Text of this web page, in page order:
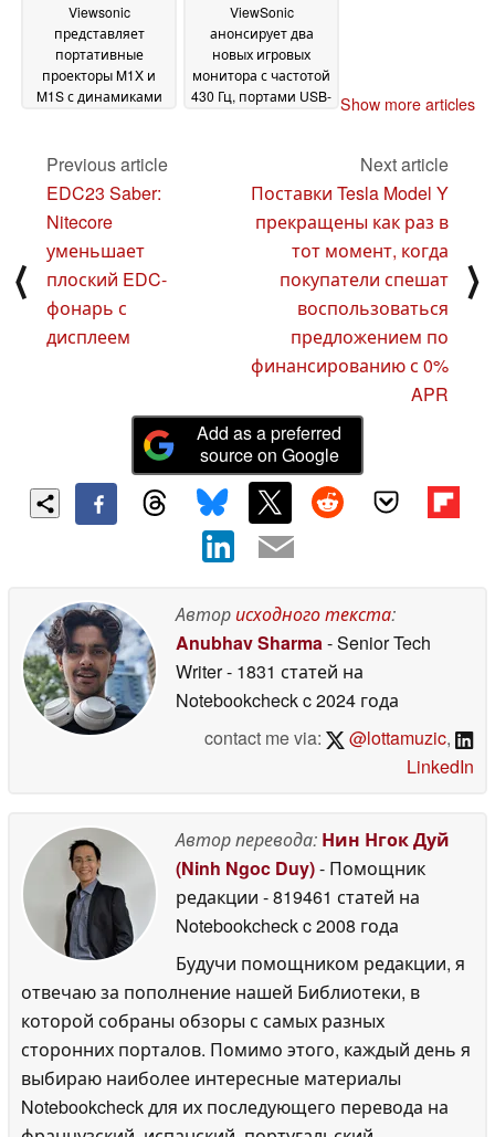
Viewsonic
представляет
портативные
проекторы M1X и
M1S с динамиками
подключения к
2024
ViewSonic
анонсирует два
новых игровых
монитора с частотой
430 Гц, портами USB- Show more articles
⟨
Previous article
EDC23 Saber:
Nitecore
уменьшает
плоский EDC-
фонарь с
дисплеем
Next article
Поставки Tesla Model Y
прекращены как раз в
тот момент, когда
покупатели спешат
воспользоваться
предложением по
финансированию с 0%
APR
⟩
Add as a preferred
source on Google
Авторисходного текста:
Anubhav Sharma- Senior Tech
Writer- 1831 статей на
Notebookcheckc 2024 года
contact me via:
@lottamuzic,
LinkedIn
Автор перевода: Нин Нгок Дуй
(Ninh Ngoc Duy)- Помощник
редакции - 819461 статей на
Notebookcheckc 2008 года
Будучи помощником редакции, я
отвечаю за пополнение нашей Библиотеки, в
которой собраны обзоры с самых разных
сторонних порталов. Помимо этого, каждый день я
выбираю наиболее интересные материалы
Notebookcheck для их последующего перевода на